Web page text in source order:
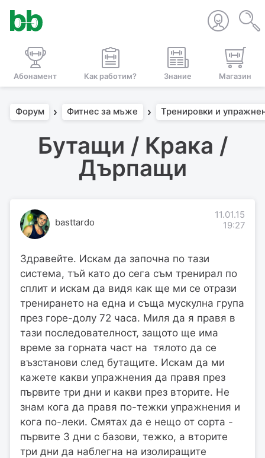
Абонамент Как работим? Знание Магазин
Форум Фитнес за мъже Тренировки и
Бутащи / Крака /
Дърпащи
basttardo
11.01.15
19:27
Здравейте. Искам да започна по тази
система, тъй като до сега съм тренирал по
сплит и искам да видя как ще ми се отрази
тренирането на една и съща мускулна група
през горе-долу 72 часа. Миля да я правя в
тази последователност, защото ще има
време за горната част на тялото да се
възстанови след бутащите. Искам да ми
кажете какви упражнения да правя през
първите три дни и какви през вторите. Не
знам кога да правя по-тежки упражнения и
кога по-леки. Смятах да е нещо от сорта -
първите 3 дни с базови, тежко, а вторите
три дни да наблегна на изолиращите